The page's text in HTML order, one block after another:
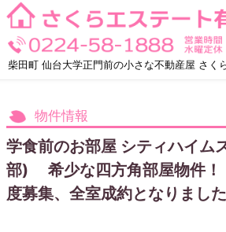
Skip
to
content
柴田町 仙台大学正門前の小さな不動産屋 さく
物件情報
学食前のお部屋 シティハイム
部) 希少な四方角部屋物件
度募集、全室成約となりました